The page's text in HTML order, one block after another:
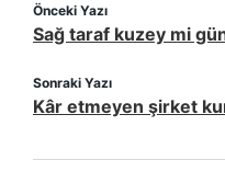
Önceki Yazı
Sağ taraf kuzey mi
Sonraki Yazı
Kâr etmeyen şirket